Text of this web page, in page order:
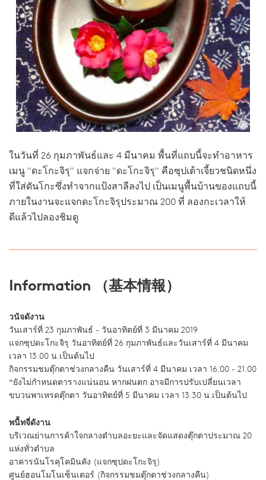
ในวันที่ 26 กุมภาพันธ์และ 4 มีนาคม พื้นที่แถบนี้จะทำอาหาร
เมนู "ดะโกะจิรุ" แจกจ่าย "ดะโกะจิรุ" คือซุปเต้าเจี้ยวชนิดหนึ่ง
ที่ใส่ดันโกะซึ่งทำจากแป้งสาลีลงไป เป็นเมนูพื้นบ้านของแถบนี้
ภายในงานจะแจกดะโกะจิรุประมาณ 200 ที่ ลองกะเวลาให้
ดีแล้วไปลองชิมดู
Information （基本情報）
วนัจดังาน
วันเสาร์ที่ 23 กุมภาพันธ์ - วันอาทิตย์ที่ 3 มีนาคม 2019
แจกซุปดะโกะจิรุ วันอาทิตย์ที่ 26 กุมภาพันธ์และวันเสาร์ที่ 4 มีนาคม
เวลา 13.00 น.เป็นต้นไป
กิจกรรมชมตุ๊กตาช่วงกลางคืน วันเสาร์ที่ 4 มีนาคม เวลา 16.00 - 21.00
*ยังไม่กำหนดตารางแน่นอน หากฝนตก อาจมีการปรับเปลี่ยนเวลา
ขบวนพาเหรดตุ๊กตา วันอาทิตย์ที่ 5 มีนาคม เวลา 13.30 น.เป็นต้นไป
พนื้ทจี่ดังาน
บริเวณย่านการค้าใจกลางตำบลอะยะและจัดแสดงตุ๊กตาประมาณ 20
แห่งทั่วตำบล
อาคารนันโรคุโคมินคัง (แจกซุปดะโกะจิรุ)
ศูนย์ฮอนโมโนเซ็นเตอร์ (กิจกรรมชมตุ๊กตาช่วงกลางคืน)